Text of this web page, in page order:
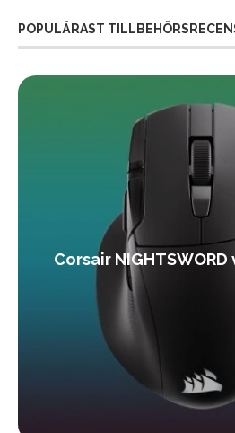
POPULÄRAST
Corsair NIGHTSWORD